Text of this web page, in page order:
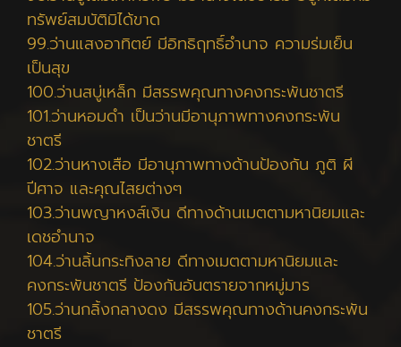
ทรัพย์สมบัติมิได้ขาด
99.ว่านแสงอาทิตย์ มีอิทธิฤทธิ์อำนาจ ความร่มเย็น
เป็นสุข
100.ว่านสบู่เหล็ก มีสรรพคุณทางคงกระพันชาตรี
101.ว่านหอมดำ เป็นว่านมีอานุภาพทางคงกระพัน
ชาตรี
102.ว่านหางเสือ มีอานุภาพทางด้านป้องกัน ภูติ ผี
ปีศาจ และคุณไสยต่างๆ
103.ว่านพญาหงส์เงิน ดีทางด้านเมตตามหานิยมและ
เดชอำนาจ
104.ว่านลิ้นกระทิงลาย ดีทางเมตตามหานิยมและ
คงกระพันชาตรี ป้องกันอันตรายจากหมู่มาร
105.ว่านกลิ้งกลางดง มีสรรพคุณทางด้านคงกระพัน
ชาตรี